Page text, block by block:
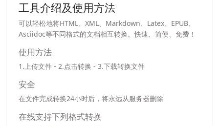
工具介绍及使用方法
可以轻松地将HTML、XML、Markdown、Latex、EPUB、
Asciidoc等不同格式的文档相互转换。快速、简便、免费！
使用方法
1.上传文件 - 2.点击转换 - 3.下载转换文件
安全
在文件完成转换24小时后，将永远从服务器删除
在线支持下列格式转换